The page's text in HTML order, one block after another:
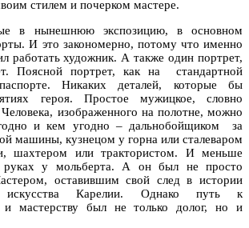
стилем и почерком мастере.
в нынешнюю экспозицию, в основном
И это закономерно, потому что именно
работать художник. А также один портрет,
Поясной портрет, как на стандартной
Никаких деталей, которые бы
героя. Простое мужицкое, словно
изображенного на полотне, можно
и кем угодно – дальнобойщиком за
машины, кузнецом у горна или сталеваром
шахтером или трактористом. И меньше
руках у мольберта. А он был не просто
оставившим свой след в истории
искусства Карелии. Однако путь к
и мастерству был не только долог, но и